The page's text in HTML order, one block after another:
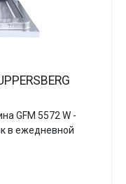
GFM 5572 W -
в ежедневной